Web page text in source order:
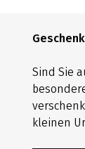
Sind Sie
kleinen